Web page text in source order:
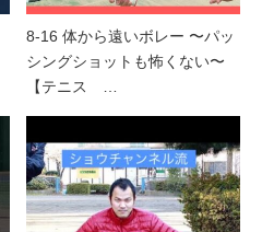
8-16 体から遠いボレー 〜パッ
シングショットも怖くない〜
【テニス …